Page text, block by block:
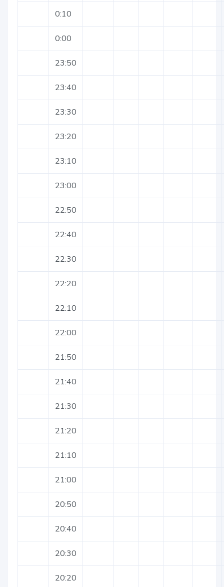
0:10
0:00
23:50
23:40
23:30
23:20
23:10
23:00
22:50
22:40
22:30
22:20
22:10
22:00
21:50
21:40
21:30
21:20
21:10
21:00
20:50
20:40
20:30
20:20